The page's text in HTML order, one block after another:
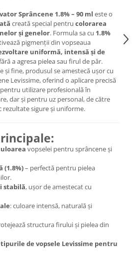
Sprâncene 1.8% – 90 ml este o
creată special pentru colorarea
și genelor. Formula sa cu 1.8%
pigmenții din vopseaua
uniformă, intensă și de
a agresa pielea sau firul de păr.
și fine, produsul se amestecă ușor cu
Levissime, oferind o aplicare precisă
utilizare profesională în
dar și pentru uz personal, de către
rezultate sigure și uniforme.
vopselei pentru sprâncene și
(1.8%)– perfectă pentru pielea
stabilă, ușor de amestecat cu
: culoare intensă, naturală și
structura firului și pielea din
de vopsele Levissime pentru